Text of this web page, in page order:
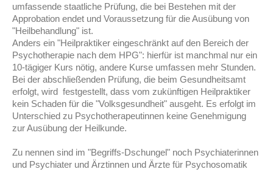
umfassende staatliche Prüfung, die bei Bestehen mit der
Approbation endet und Voraussetzung für die Ausübung von
"Heilbehandlung" ist.
Anders ein "Heilpraktiker eingeschränkt auf den Bereich der
Psychotherapie nach dem HPG": hierfür ist manchmal nur ein
10-tägiger Kurs nötig, andere Kurse umfassen mehr Stunden.
Bei der abschließenden Prüfung, die beim Gesundheitsamt
erfolgt, wird festgestellt, dass vom zukünftigen Heilpraktiker
kein Schaden für die "Volksgesundheit" ausgeht. Es erfolgt im
Unterschied zu Psychotherapeutinnen keine Genehmigung
zur Ausübung der Heilkunde.
Zu nennen sind im "Begriffs-Dschungel" noch Psychiaterinnen
und Psychiater und Ärztinnen und Ärzte für Psychosomatik